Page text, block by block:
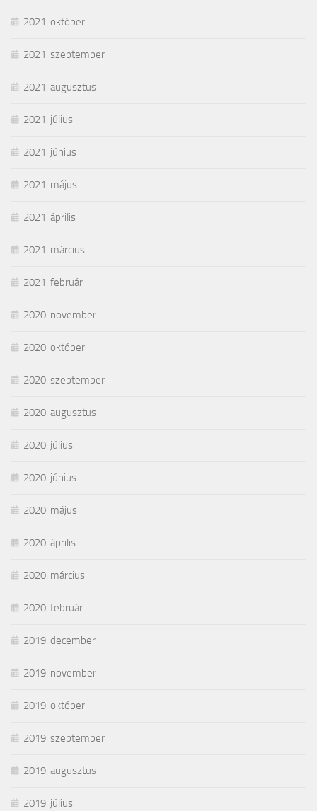
2021. október
2021. szeptember
2021. augusztus
2021. július
2021. június
2021. május
2021. április
2021. március
2021. február
2020. november
2020. október
2020. szeptember
2020. augusztus
2020. július
2020. június
2020. május
2020. április
2020. március
2020. február
2019. december
2019. november
2019. október
2019. szeptember
2019. augusztus
2019. július